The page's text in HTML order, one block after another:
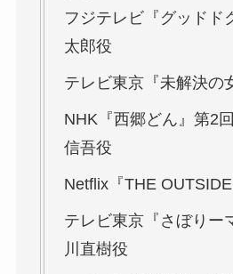
フジテレビ『グッドド
太郎役
テレビ東京『未解決の
NHK『西郷どん』第2
信吾役
Netflix『THE
テレビ東京『さぼりー
川直樹役